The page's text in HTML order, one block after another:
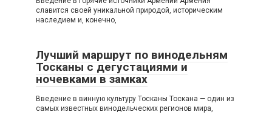
славится своей уникальной природой, историческим
наследием и, конечно,
Лучший маршрут по винодельням
Тосканы с дегустациями и
ночевками в замках
Введение в винную культуру Тосканы Тоскана — один из
самых известных винодельческих регионов мира,